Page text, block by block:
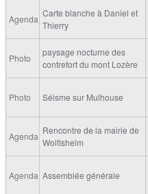
Agenda
Carte blanche à Daniel et
Thierry
Photo
paysage nocturne des
contrefort du mont Lozère
Photo Séisme sur Mulhouse
Agenda
Rencontre de la mairie de
Wolfisheim
Agenda Assemblée générale